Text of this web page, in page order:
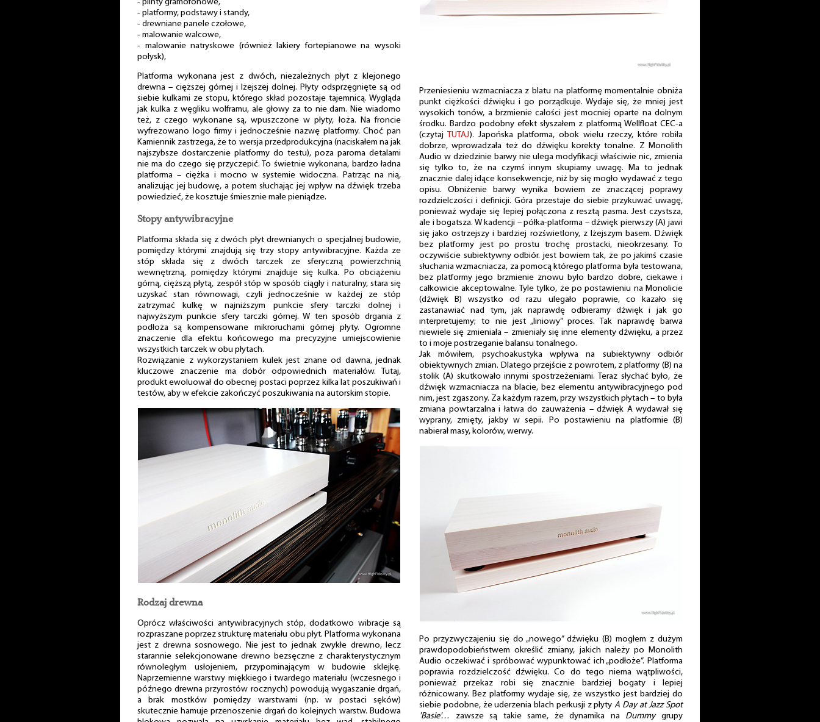
- plinty gramofonowe,
- platformy, podstawy i standy,
- drewniane panele czołowe,
- malowanie walcowe,
- malowanie natryskowe (również lakiery fortepianowe na wysoki
połysk),
Platforma wykonana jest z dwóch, niezależnych płyt z klejonego
drewna – cięższej górnej i lżejszej dolnej. Płyty odsprzęgnięte są od
siebie kulkami ze stopu, którego skład pozostaje tajemnicą. Wygląda
jak kulka z węgliku wolframu, ale głowy za to nie dam. Nie wiadomo
też, z czego wykonane są, wpuszczone w płyty, łoża. Na froncie
wyfrezowano logo firmy i jednocześnie nazwę platformy. Choć pan
Kamiennik zastrzega, że to wersja przedprodukcyjna (naciskałem na jak
najszybsze dostarczenie platformy do testu), poza paroma detalami
nie ma do czego się przyczepić. To świetnie wykonana, bardzo ładna
platforma – ciężka i mocno w systemie widoczna. Patrząc na nią,
analizując jej budowę, a potem słuchając jej wpływ na dźwięk trzeba
powiedzieć, że kosztuje śmiesznie małe pieniądze.
Stopy antywibracyjne
Platforma składa się z dwóch płyt drewnianych o specjalnej budowie,
pomiędzy którymi znajdują się trzy stopy antywibracyjne. Każda ze
stóp składa się z dwóch tarczek ze sferyczną powierzchnią
wewnętrzną, pomiędzy którymi znajduje się kulka. Po obciążeniu
górną, cięższą płytą, zespół stóp w sposób ciągły i naturalny, stara się
uzyskać stan równowagi, czyli jednocześnie w każdej ze stóp
zatrzymać kulkę w najniższym punkcie sfery tarczki dolnej i
najwyższym punkcie sfery tarczki górnej. W ten sposób drgania z
podłoża są kompensowane mikroruchami górnej płyty. Ogromne
znaczenie dla efektu końcowego ma precyzyjne umiejscowienie
wszystkich tarczek w obu płytach.
Rozwiązanie z wykorzystaniem kulek jest znane od dawna, jednak
kluczowe znaczenie ma dobór odpowiednich materiałów. Tutaj,
produkt ewoluował do obecnej postaci poprzez kilka lat poszukiwań i
testów, aby w efekcie zakończyć poszukiwania na autorskim stopie.
Rodzaj drewna
Oprócz właściwości antywibracyjnych stóp, dodatkowo wibracje są
rozpraszane poprzez strukturę materiału obu płyt. Platforma wykonana
jest z drewna sosnowego. Nie jest to jednak zwykłe drewno, lecz
starannie selekcjonowane drewno bezsęczne z charakterystycznym
równoległym usłojeniem, przypominającym w budowie sklejkę.
Naprzemienne warstwy miękkiego i twardego materiału (wczesnego i
późnego drewna przyrostów rocznych) powodują wygaszanie drgań,
a brak mostków pomiędzy warstwami (np. w postaci sęków)
skutecznie hamuje przenoszenie drgań do kolejnych warstw. Budowa
Przeniesieniu wzmacniacza z blatu na platformę momentalnie obniża
punkt ciężkości dźwięku i go porządkuje. Wydaje się, że mniej jest
wysokich tonów, a brzmienie całości jest mocniej oparte na dolnym
środku. Bardzo podobny efekt słyszałem z platformą Wellfloat CEC-a
(czytaj TUTAJ). Japońska platforma, obok wielu rzeczy, które robiła
dobrze, wprowadzała też do dźwięku korekty tonalne. Z Monolith
Audio w dziedzinie barwy nie ulega modyfikacji właściwie nic, zmienia
się tylko to, że na czymś innym skupiamy uwagę. Ma to jednak
znacznie dalej idące konsekwencje, niż by się mogło wydawać z tego
opisu. Obniżenie barwy wynika bowiem ze znaczącej poprawy
rozdzielczości i definicji. Góra przestaje do siebie przykuwać uwagę,
ponieważ wydaje się lepiej połączona z resztą pasma. Jest czystsza,
ale i bogatsza. W kadencji – półka-platforma – dźwięk pierwszy (A) jawi
się jako ostrzejszy i bardziej rozświetlony, z lżejszym basem. Dźwięk
bez platformy jest po prostu trochę prostacki, nieokrzesany. To
oczywiście subiektywny odbiór. jest bowiem tak, że po jakimś czasie
słuchania wzmacniacza, za pomocą którego platforma była testowana,
bez platformy jego brzmienie znowu było bardzo dobre, ciekawe i
całkowicie akceptowalne. Tyle tylko, że po postawieniu na Monolicie
(dźwięk B) wszystko od razu ulegało poprawie, co kazało się
zastanawiać nad tym, jak naprawdę odbieramy dźwięk i jak go
interpretujemy; to nie jest „liniowy” proces. Tak naprawdę barwa
niewiele się zmieniała – zmieniały się inne elementy dźwięku, a przez
to i moje postrzeganie balansu tonalnego.
Jak mówiłem, psychoakustyka wpływa na subiektywny odbiór
obiektywnych zmian. Dlatego przejście z powrotem, z platformy (B) na
stolik (A) skutkowało innymi spostrzeżeniami. Teraz słychać było, że
dźwięk wzmacniacza na blacie, bez elementu antywibracyjnego pod
nim, jest zgaszony. Za każdym razem, przy wszystkich płytach – to była
zmiana powtarzalna i łatwa do zauważenia – dźwięk A wydawał się
wyprany, zmięty, jakby w sepii. Po postawieniu na platformie (B)
nabierał masy, kolorów, werwy.
Po przyzwyczajeniu się do „nowego” dźwięku (B) mogłem z dużym
prawdopodobieństwem określić zmiany, jakich należy po Monolith
Audio oczekiwać i spróbować wypunktować ich „podłoże”. Platforma
poprawia rozdzielczość dźwięku. Co do tego niema wątpliwości,
ponieważ przekaz robi się znacznie bardziej bogaty i lepiej
różnicowany. Bez platformy wydaje się, że wszystko jest bardziej do
siebie podobne, że uderzenia blach perkusji z płyty A Day at Jazz Spot
'Basie'… zawsze są takie same, że dynamika na Dummygrupy